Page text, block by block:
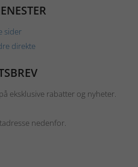
sider
direkte
eksklusive rabatter og nyheter.
nedenfor.